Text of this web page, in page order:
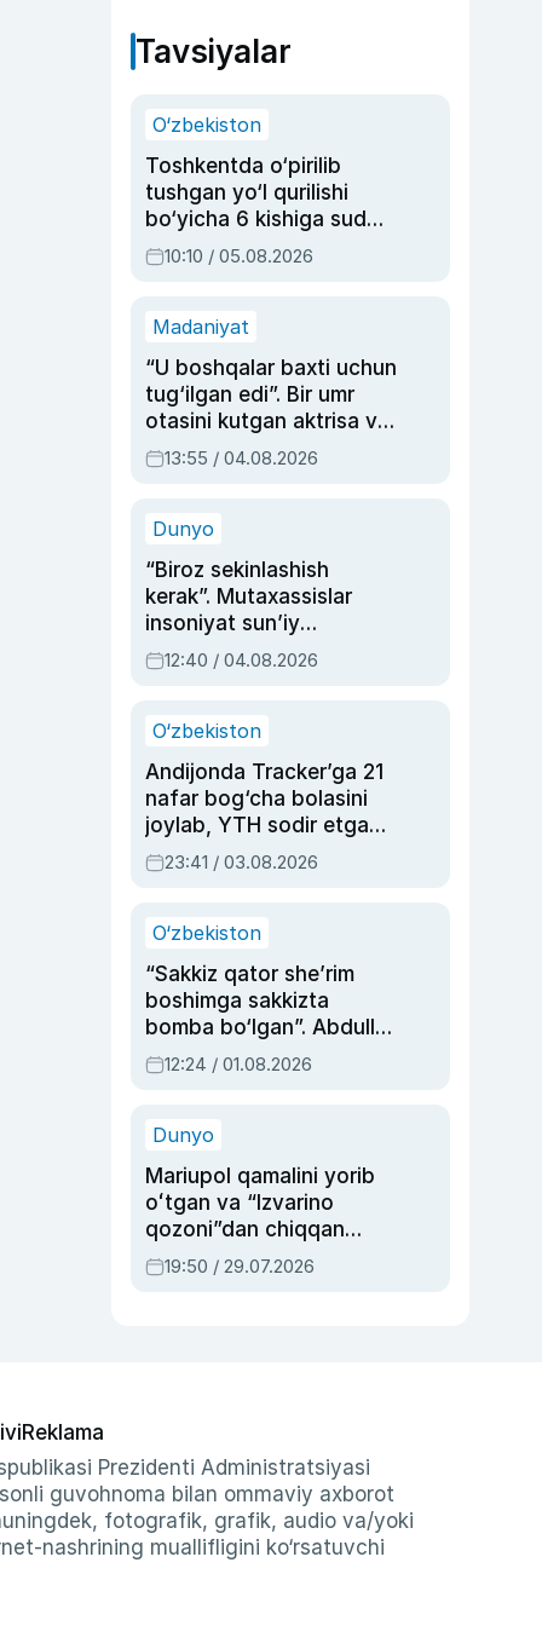
Tavsiyalar
O‘zbekiston
Toshkentda o‘pirilib
tushgan yo‘l qurilishi
bo‘yicha 6 kishiga sud
hukmi o‘qildi
10:10 / 05.08.2026
Madaniyat
“U boshqalar baxti uchun
tug‘ilgan edi”. Bir umr
otasini kutgan aktrisa va
dublyaj ustasi Rimma
Ahmedovaning
13:55 / 04.08.2026
Dunyo
“Biroz sekinlashish
kerak”. Mutaxassislar
insoniyat sun’iy
intellektni boshqara
olmay qolishidan xavotir
12:40 / 04.08.2026
O‘zbekiston
Andijonda Tracker’ga 21
nafar bog‘cha bolasini
joylab, YTH sodir etgan
ayolga sud hukmi o‘qildi
23:41 / 03.08.2026
O‘zbekiston
“Sakkiz qator she’rim
boshimga sakkizta
bomba bo‘lgan”. Abdulla
Oripovni siyosiy
ayblovlardan asrab
12:24 / 01.08.2026
Dunyo
Mariupol qamalini yorib
oʻtgan va “Izvarino
qozoni”dan chiqqan
qahramon — Ukraina
armiyasi bosh
19:50 / 29.07.2026
Reklama
Prezidenti Administratsiyasi
guvohnoma bilan ommaviy axborot
fotografik, grafik, audio va/yoki
nashrining muallifligini ko‘rsatuvchi